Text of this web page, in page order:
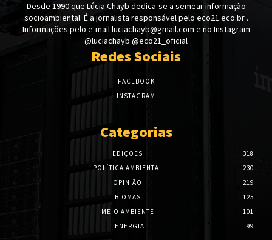
Desde 1990 que Lúcia Chayb dedica-se a semear informação
socioambiental. É a jornalista responsável pelo eco21.eco.br .
Informações pelo e-mail luciachayb@gmail.com e no Instagram
@luciachayb @eco21_oficial
Redes Sociais
FACEBOOK
INSTAGRAM
Categorias
EDIÇÕES
318
POLÍTICA AMBIENTAL
230
OPINIÃO
219
BIOMAS
125
MEIO AMBIENTE
101
ENERGIA
99